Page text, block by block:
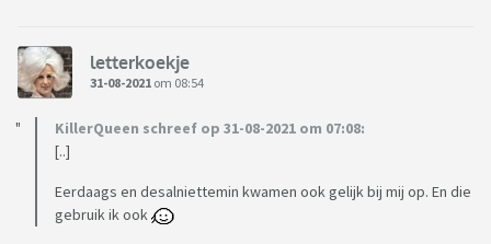
letterkoekje
31-08-2021 om 08:54
KillerQueen schreef op 31-08-2021 om 07:08:
[..]
Eerdaags en desalniettemin kwamen ook gelijk bij mij op. En die
gebruik ik ook